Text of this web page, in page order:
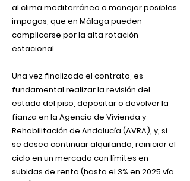
al clima mediterráneo o manejar posibles
impagos, que en Málaga pueden
complicarse por la alta rotación
estacional.
Una vez finalizado el contrato, es
fundamental realizar la revisión del
estado del piso, depositar o devolver la
fianza en la Agencia de Vivienda y
Rehabilitación de Andalucía (AVRA), y, si
se desea continuar alquilando, reiniciar el
ciclo en un mercado con límites en
subidas de renta (hasta el 3% en 2025 vía